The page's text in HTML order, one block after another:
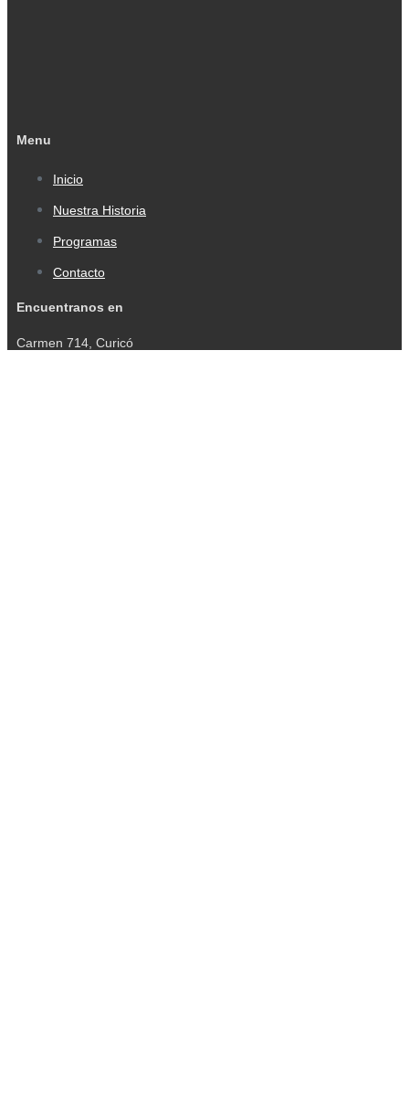
Menu
Inicio
Nuestra Historia
Programas
Contacto
Encuentranos en
Carmen 714, Curicó